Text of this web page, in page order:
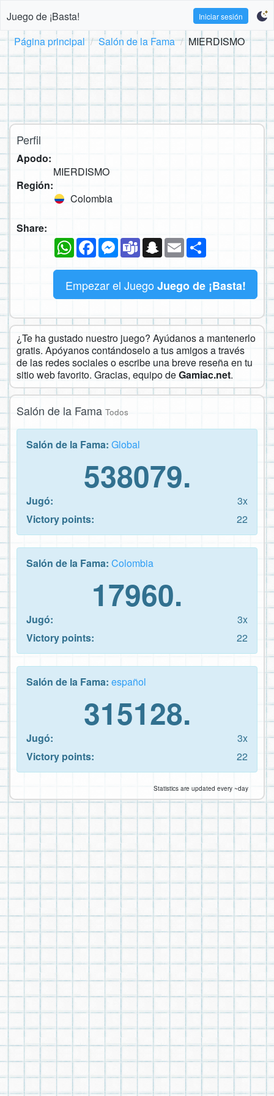
Juego de ¡Basta! Iniciar sesión
Página principal Salón de la Fama MIERDISMO
Perfil
Apodo:
MIERDISMO
Región:
Colombia
Share:
WhatsAppFacebookMessenger
TeamsSnapchat
Email
Empezar el Juego Juego de ¡Basta!
¿Te ha gustado nuestro juego? Ayúdanos a mantenerlo
gratis. Apóyanos contándoselo a tus amigos a través
de las redes sociales o escribe una breve reseña en tu
sitio web favorito. Gracias, equipo deGamiac.net.
Salón de la Fama Todos
Salón de la Fama: Global
538079.
Jugó:
3x
Victory points:
22
Salón de la Fama: Colombia
17960.
Jugó:
3x
Victory points:
22
Salón de la Fama: español
315128.
Jugó:
3x
Victory points:
22
Statistics are updated every ~day